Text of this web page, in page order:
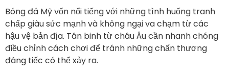
Bóng đá Mỹ vốn nổi tiếng với những tình huống tranh
chấp giàu sức mạnh và không ngại va chạm từ các
hậu vệ bản địa. Tân binh từ châu Âu cần nhanh chóng
điều chỉnh cách chơi để tránh những chấn thương
đáng tiếc có thể xảy ra.